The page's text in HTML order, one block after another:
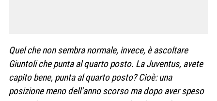
Quel che non sembra normale, invece, è ascoltare
Giuntoli che punta al quarto posto. La Juventus, avete
capito bene, punta al quarto posto? Cioè: una
posizione meno dell’anno scorso ma dopo aver speso